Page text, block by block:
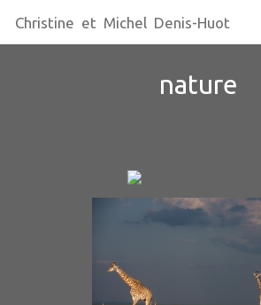
Christine et Michel Denis-Huot
nature